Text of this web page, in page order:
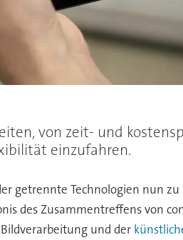
von zeit- und
einzufahren.
getrennte Technologien nun
des Zusammentreffens von
und der